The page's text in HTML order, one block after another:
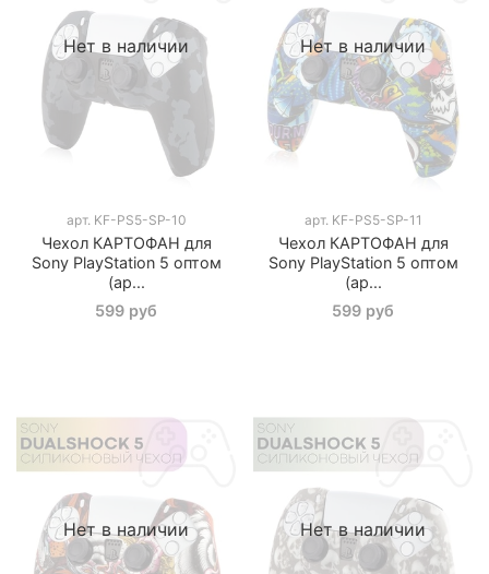
Нет в наличии
арт. KF-PS5-SP-10
Чехол КАРТОФАН для
Sony PlayStation 5 оптом
(ар...
599 руб
Нет в наличии
арт. KF-PS5-SP-11
Чехол КАРТОФАН для
Sony PlayStation 5 оптом
(ар...
599 руб
Нет в наличии Нет в наличии